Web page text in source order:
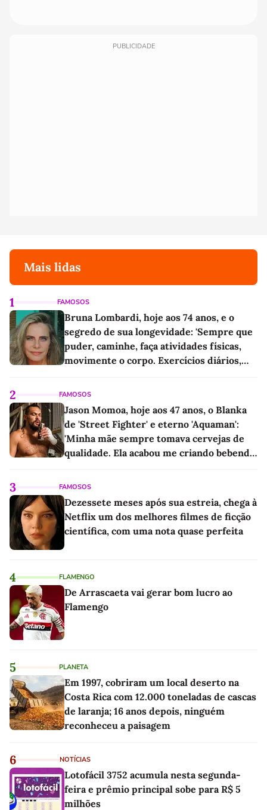
PUBLICIDADE
Mais lidas
1 FAMOSOS
Bruna Lombardi, hoje aos 74 anos, e o
segredo de sua longevidade: 'Sempre que
puder, caminhe, faça atividades físicas,
movimente o corpo. Exercícios diários,
2 FAMOSOS
Jason Momoa, hoje aos 47 anos, o Blanka
de 'Street Fighter' e eterno 'Aquaman':
'Minha mãe sempre tomava cervejas de
qualidade. Ela acabou me criando bebendo
3 FAMOSOS
Dezessete meses após sua estreia, chega à
Netflix um dos melhores filmes de ficção
científica, com uma nota quase perfeita
4 FLAMENGO
De Arrascaeta vai gerar bom lucro ao
Flamengo
5 PLANETA
Em 1997, cobriram um local deserto na
Costa Rica com 12.000 toneladas de cascas
de laranja; 16 anos depois, ninguém
reconheceu a paisagem
6 NOTÍCIAS
Lotofácil 3752 acumula nesta segunda-
feira e prêmio principal sobe para R$ 5
milhões